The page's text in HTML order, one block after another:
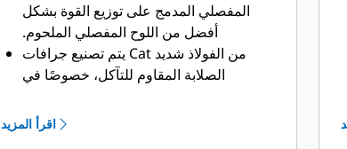
المفصلي المدمج على توزيع القوة بشكل
أفضل من اللوح المفصلي الملحوم.
يتم تصنيع جرافات Cat من الفولاذ شديد
الصلابة المقاوم للتآكل، خصوصًا في
يمكنك حماية أهم المناطق التي تتعرض
للتآكل المفرط في الجرافة باستخدام أدوات
اقرأ المزيد